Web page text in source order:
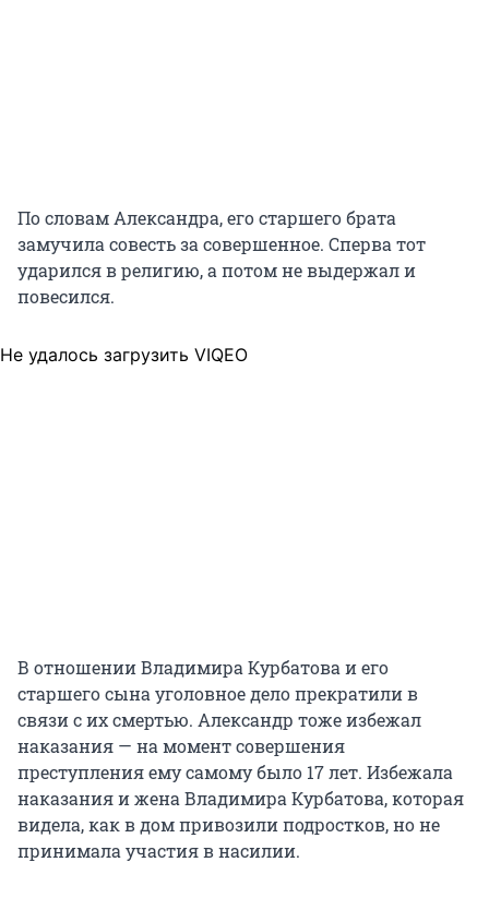
По словам Александра, его старшего брата
замучила совесть за совершенное. Сперва тот
ударился в религию, а потом не выдержал и
повесился.
Не удалось загрузить VIQEO
В отношении Владимира Курбатова и его
старшего сына уголовное дело прекратили в
связи с их смертью. Александр тоже избежал
наказания — на момент совершения
преступления ему самому было 17 лет. Избежала
наказания и жена Владимира Курбатова, которая
видела, как в дом привозили подростков, но не
принимала участия в насилии.